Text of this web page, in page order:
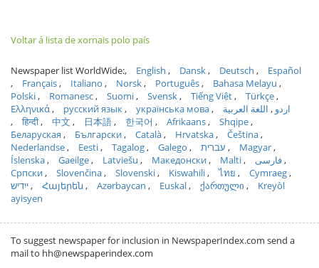
Voltar á lista de xornais polo país
Newspaper list WorldWide: English Dansk Deutsch
Español
Français
Italiano Norsk Português
Bahasa Melayu
Polski
Romanesc Suomi Svensk Tiếng Việt
Türkçe
Ελληνικά
русский язык українська мова اردو
اللغة العربية
हिन्दी
中文 日本語 한국어 Afrikaans
Shqipe
Беларуская
Български Català Hrvatska
Čeština
Nederlandse
Eesti Tagalog Galego עברית
Magyar
Íslenska
Gaeilge Latviešu Македонски Malti
فارسی
Српски
Slovenčina Slovenski Kiswahili ไทย
Cymraeg
ייִדיש
Հայերեն Azərbaycan Euskal ქართული
Kreyòl
ayisyen
To suggest newspaper for inclusion in NewspaperIndex.com send a
mail to hh@newspaperindex.com